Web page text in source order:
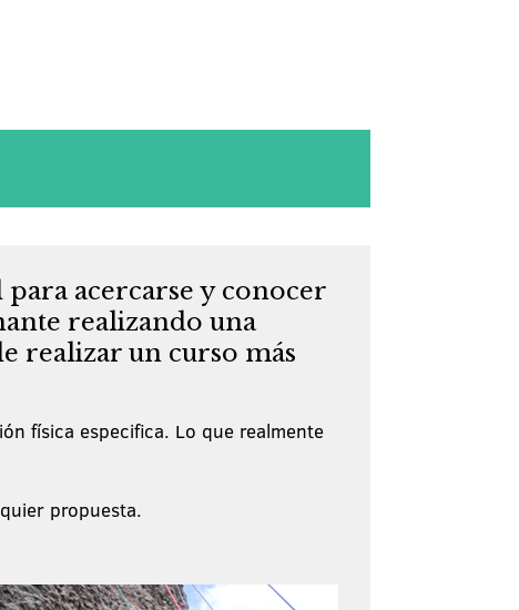
acercarse y conocer
realizando una
realizar un curso más
física especifica. Lo que realmente
propuesta.